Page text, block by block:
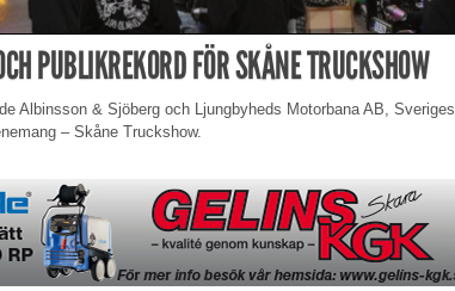
PUBLIKREKORD FÖR SKÅNE TRUCKSHOW
Albinsson & Sjöberg och Ljungbyheds Motorbana AB, Sveriges
– Skåne Truckshow.